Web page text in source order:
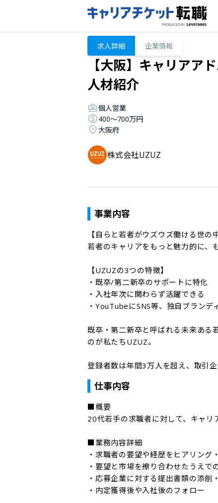
求人詳細 企業情報
【大阪】キャリアア
人材紹介
個人営業
400〜700万円
大阪府
株式会社UZUZ
事業内容
【自らと若者がウズウズ働ける世の
若者のキャリアをもっと魅力的に、
【UZUZの3つの特徴】
・既卒/第二新卒のサポートに特化
・入社年次に関わらず活躍できる
・YouTubeにSNS等、独自ブランデ
既卒・第二新卒と呼ばれる未来ある
のが私たちUZUZ。
登録者数は年間3万人を超え、取引
仕事内容
■概要
20代若手の求職者に対して、キャリ
■業務内容詳細
・求職者の要望や経歴をヒアリング
・要望と市場を擦り合わせたうえで
・応募企業に対する提出書類の添削
・内定獲得後や入社後のフォロー